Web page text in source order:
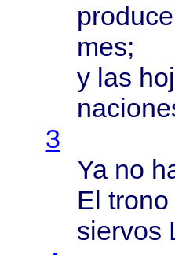
produce
mes;
y las
3
Ya no
El trono
siervos